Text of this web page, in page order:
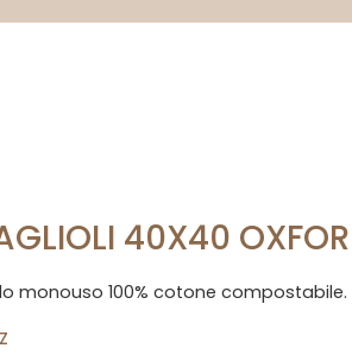
40X40
monouso 100% cotone compostabile.